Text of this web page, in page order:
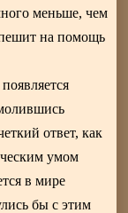
меньше, чем
на помощь
ответ, как
умом
в мире
бы с этим